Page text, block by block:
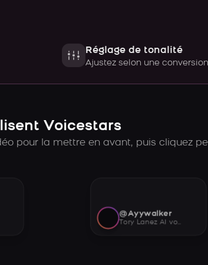
Réglage de tonalité
Ajustez selon une
Voicestars
pour la mettre en avant, puis cliquez
@Ayywalker
Tory Lanez AI voice